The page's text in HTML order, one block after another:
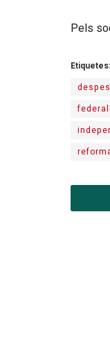
Pels
Etiquetes: